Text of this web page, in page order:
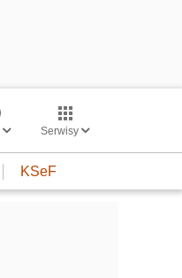
Serwisy
KSeF